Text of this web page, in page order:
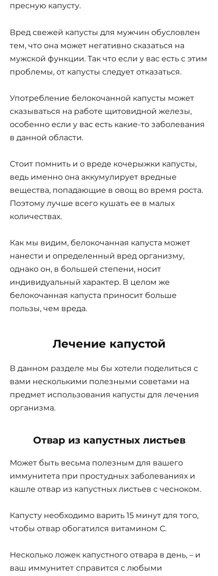
пресную капусту.
Вред свежей капусты для мужчин обусловлен
тем, что она может негативно сказаться на
мужской функции. Так что если у вас есть с этим
проблемы, от капусты следует отказаться.
Употребление белокочанной капусты может
сказываться на работе щитовидной железы,
особенно если у вас есть какие-то заболевания
в данной области.
Стоит помнить и о вреде кочерыжки капусты,
ведь именно она аккумулирует вредные
вещества, попадающие в овощ во время роста.
Поэтому лучше всего кушать ее в малых
количествах.
Как мы видим, белокочанная капуста может
нанести и определенный вред организму,
однако он, в большей степени, носит
индивидуальный характер. В целом же
белокочанная капуста приносит больше
пользы, чем вреда.
Лечение капустой
В данном разделе мы бы хотели поделиться с
вами несколькими полезными советами на
предмет использования капусты для лечения
организма.
Отвар из капустных листьев
Может быть весьма полезным для вашего
иммунитета при простудных заболеваниях и
кашле отвар из капустных листьев с чесноком.
Капусту необходимо варить 15 минут для того,
чтобы отвар обогатился витамином С.
Несколько ложек капустного отвара в день, – и
ваш иммунитет справится с любыми